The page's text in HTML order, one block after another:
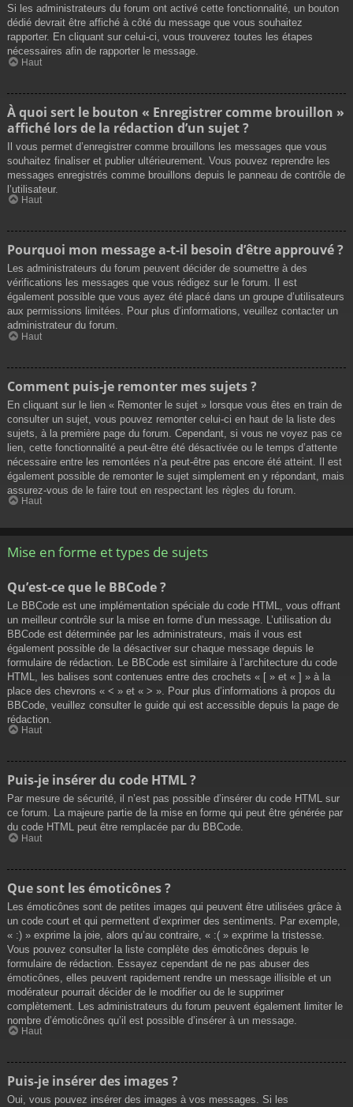
Si les administrateurs du forum ont activé cette fonctionnalité, un bouton
dédié devrait être affiché à côté du message que vous souhaitez
rapporter. En cliquant sur celui-ci, vous trouverez toutes les étapes
nécessaires afin de rapporter le message.
Haut
À quoi sert le bouton « Enregistrer comme brouillon »
affiché lors de la rédaction d’un sujet ?
Il vous permet d’enregistrer comme brouillons les messages que vous
souhaitez finaliser et publier ultérieurement. Vous pouvez reprendre les
messages enregistrés comme brouillons depuis le panneau de contrôle de
l’utilisateur.
Haut
Pourquoi mon message a-t-il besoin d’être approuvé ?
Les administrateurs du forum peuvent décider de soumettre à des
vérifications les messages que vous rédigez sur le forum. Il est
également possible que vous ayez été placé dans un groupe d’utilisateurs
aux permissions limitées. Pour plus d’informations, veuillez contacter un
administrateur du forum.
Haut
Comment puis-je remonter mes sujets ?
En cliquant sur le lien « Remonter le sujet » lorsque vous êtes en train de
consulter un sujet, vous pouvez remonter celui-ci en haut de la liste des
sujets, à la première page du forum. Cependant, si vous ne voyez pas ce
lien, cette fonctionnalité a peut-être été désactivée ou le temps d’attente
nécessaire entre les remontées n’a peut-être pas encore été atteint. Il est
également possible de remonter le sujet simplement en y répondant, mais
assurez-vous de le faire tout en respectant les règles du forum.
Haut
Mise en forme et types de sujets
Qu’est-ce que le BBCode ?
Le BBCode est une implémentation spéciale du code HTML, vous offrant
un meilleur contrôle sur la mise en forme d’un message. L’utilisation du
BBCode est déterminée par les administrateurs, mais il vous est
également possible de la désactiver sur chaque message depuis le
formulaire de rédaction. Le BBCode est similaire à l’architecture du code
HTML, les balises sont contenues entre des crochets « [ » et « ] » à la
place des chevrons « < » et « > ». Pour plus d’informations à propos du
BBCode, veuillez consulter le guide qui est accessible depuis la page de
rédaction.
Haut
Puis-je insérer du code HTML ?
Par mesure de sécurité, il n’est pas possible d’insérer du code HTML sur
ce forum. La majeure partie de la mise en forme qui peut être générée par
du code HTML peut être remplacée par du BBCode.
Haut
Que sont les émoticônes ?
Les émoticônes sont de petites images qui peuvent être utilisées grâce à
un code court et qui permettent d’exprimer des sentiments. Par exemple,
« :) » exprime la joie, alors qu’au contraire, « :( » exprime la tristesse.
Vous pouvez consulter la liste complète des émoticônes depuis le
formulaire de rédaction. Essayez cependant de ne pas abuser des
émoticônes, elles peuvent rapidement rendre un message illisible et un
modérateur pourrait décider de le modifier ou de le supprimer
complètement. Les administrateurs du forum peuvent également limiter le
nombre d’émoticônes qu’il est possible d’insérer à un message.
Haut
Puis-je insérer des images ?
Oui, vous pouvez insérer des images à vos messages. Si les